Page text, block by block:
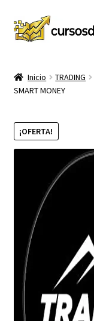
Ir
a
Ir
al
TIENDA
CURSOS
MI CUENTA
CARRITO
CONTACTO
Inicio TRADING
SMART MONEY
¡OFERTA!